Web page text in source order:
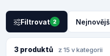
Filtrovat 2
3 produktů z 15 v kategorii